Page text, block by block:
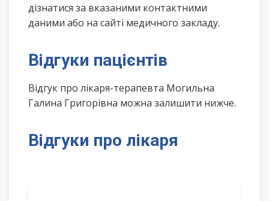
дізнатися за вказаними контактними
даними або на сайті медичного закладу.
Відгуки пацієнтів
Відгук про лікаря-терапевта Могильна
Галина Григорівна можна залишити нижче.
Відгуки про лікаря